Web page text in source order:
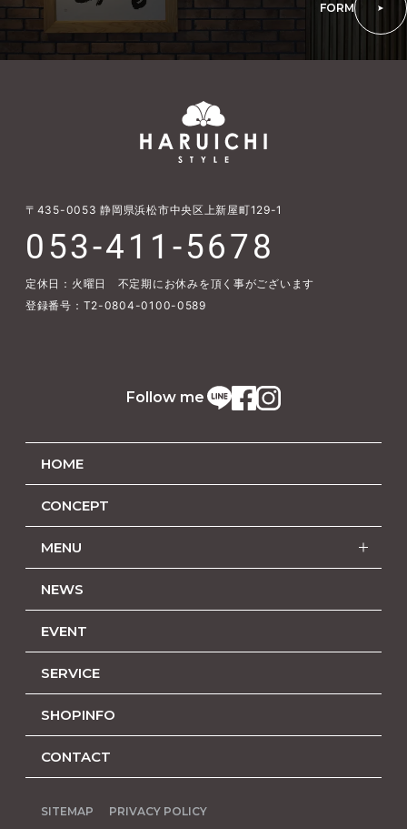
FORM
〒435-0053 静岡県浜松市中央区上新屋町129-1
053-411-5678
定休日：火曜日 不定期にお休みを頂く事がございます
登録番号：T2-0804-0100-0589
Follow me
HOME
CONCEPT
MENU
NEWS
EVENT
SERVICE
SHOPINFO
CONTACT
SITEMAP PRIVACY POLICY